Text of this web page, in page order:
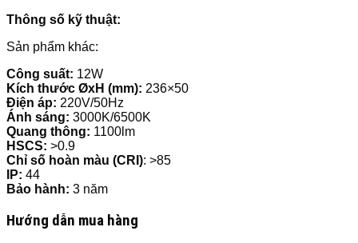
Thông số kỹ thuật:
Sản phẩm khác:
Công suất: 12W
Kích thước ØxH (mm): 236×50
Điện áp: 220V/50Hz
Ánh sáng: 3000K/6500K
Quang thông: 1100lm
HSCS: >0.9
Chỉ số hoàn màu (CRI): >85
IP: 44
Bảo hành: 3 năm
Hướng dẫn mua hàng